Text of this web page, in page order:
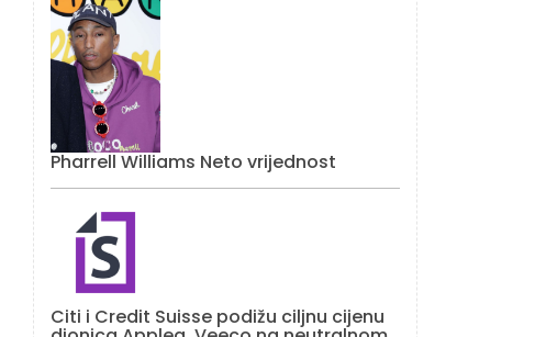
Pharrell Williams Neto vrijednost
Citi i Credit Suisse podižu ciljnu cijenu